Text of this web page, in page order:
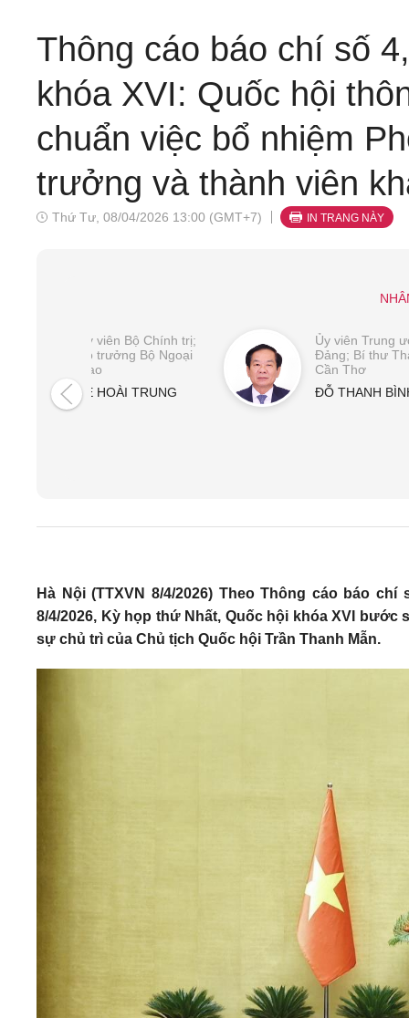
Thông cáo báo chí số
khóa XVI: Quốc hội
chuẩn việc bổ nhiệm
trưởng và thành viên
Thứ Tư, 08/04/2026 13:00 (GMT+7) IN TRANG NÀY
Ủy viên Bộ Chính trị;
Bộ trưởng Bộ Ngoại
giao
LÊ HOÀI TRUNG
Ủy viên Trung
Đảng; Bí thư
Cần Thơ
ĐỖ THANH
Hà Nội (TTXVN 8/4/2026) Theo Thông cáo báo
8/4/2026, Kỳ họp thứ Nhất, Quốc hội khóa XVI
sự chủ trì của Chủ tịch Quốc hội Trần Thanh Mẫn.